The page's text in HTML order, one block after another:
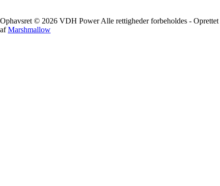
Ophavsret © 2026 VDH Power Alle rettigheder forbeholdes - Oprettet
afMarshmallow